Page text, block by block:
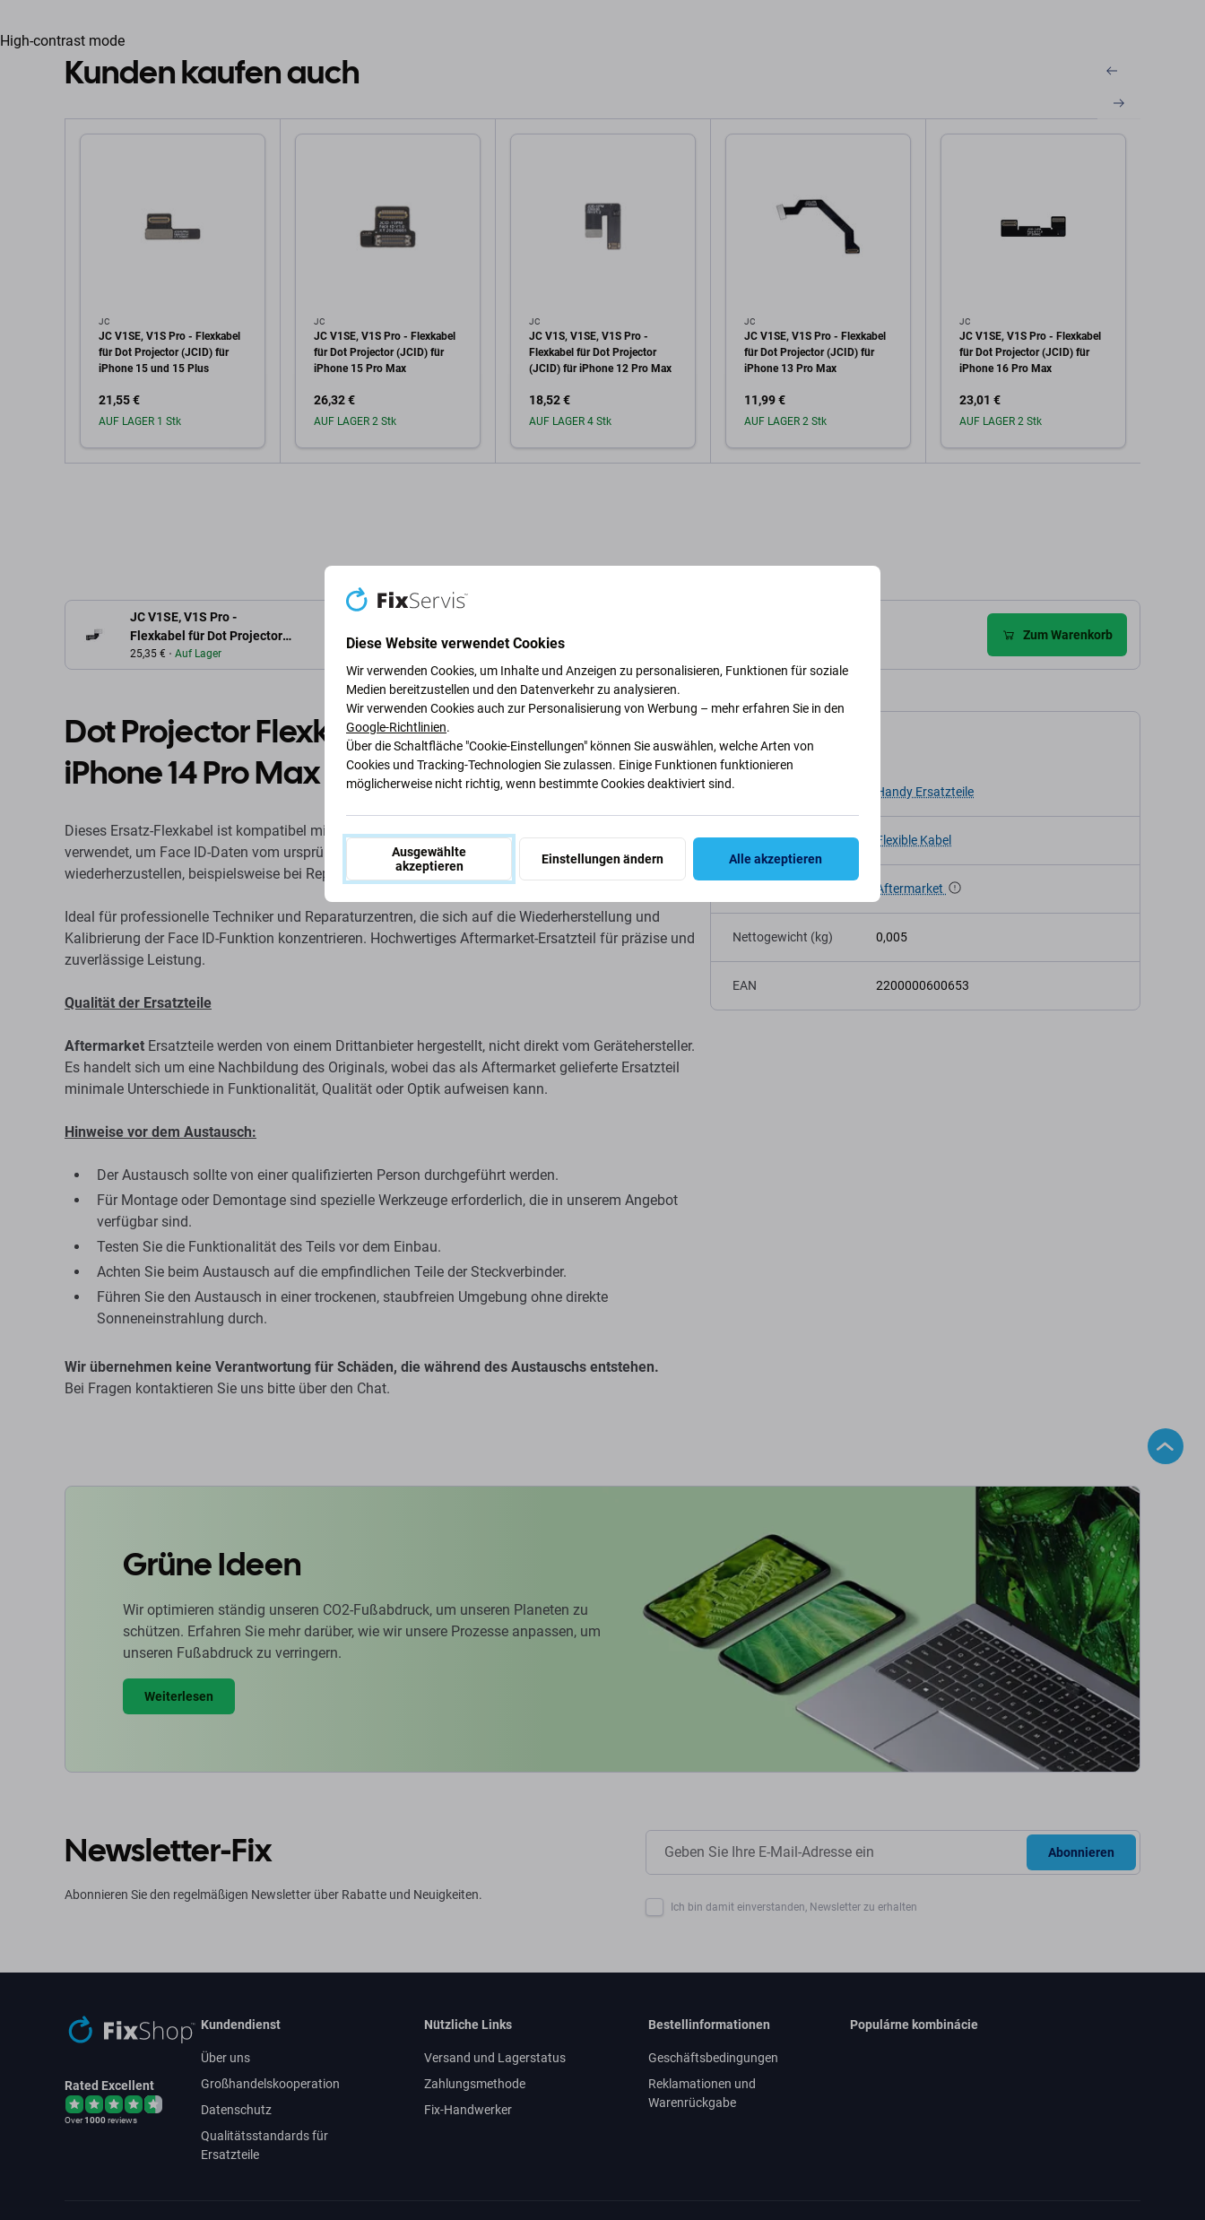
High-contrast mode
Kunden kaufen auch
JC
JC V1SE, V1S Pro - Flexkabel
für Dot Projector (JCID) für
iPhone 15 und 15 Plus
21,55 €
AUF LAGER 1 Stk
JC
JC V1SE, V1S Pro - Flexkabel
für Dot Projector (JCID) für
iPhone 15 Pro Max
26,32 €
AUF LAGER 2 Stk
JC
JC V1S, V1SE, V1S Pro -
Flexkabel für Dot Projector
(JCID) für iPhone 12 Pro Max
18,52 €
AUF LAGER 4 Stk
JC
JC V1SE, V1S Pro - Flexkabel
für Dot Projector (JCID) für
iPhone 13 Pro Max
11,99 €
AUF LAGER 2 Stk
JC
JC V1SE, V1S Pro - Flexkabel
für Dot Projector (JCID) für
iPhone 16 Pro Max
23,01 €
AUF LAGER 2 Stk
JC V1SE, V1S Pro -
Flexkabel für Dot Projector
(JCID) für iPhone 14 Pro
Max
25,35 € Auf Lager
Beschreibung und Spezifikation Zum Warenkorb
Dot Projector Flexkabel (JCID) für Apple
iPhone 14 Pro Max
Dieses Ersatz-Flexkabel ist kompatibel mit JCID-Geräten wie JC V1S, V1SE und V1S Pro. Es wird
verwendet, um Face ID-Daten vom ursprünglichen Dot Projector-Modul zu übertragen oder
wiederherzustellen, beispielsweise bei Reparaturen oder Displayaustausch am iPhone 14 Pro Max.
Ideal für professionelle Techniker und Reparaturzentren, die sich auf die Wiederherstellung und
Kalibrierung der Face ID-Funktion konzentrieren. Hochwertiges Aftermarket-Ersatzteil für präzise und
zuverlässige Leistung.
Qualität der Ersatzteile
Aftermarket Ersatzteile werden von einem Drittanbieter hergestellt, nicht direkt vom Gerätehersteller.
Es handelt sich um eine Nachbildung des Originals, wobei das als Aftermarket gelieferte Ersatzteil
minimale Unterschiede in Funktionalität, Qualität oder Optik aufweisen kann.
Hinweise vor dem Austausch:
Der Austausch sollte von einer qualifizierten Person durchgeführt werden.
Für Montage oder Demontage sind spezielle Werkzeuge erforderlich, die in unserem Angebot
verfügbar sind.
Testen Sie die Funktionalität des Teils vor dem Einbau.
Achten Sie beim Austausch auf die empfindlichen Teile der Steckverbinder.
Führen Sie den Austausch in einer trockenen, staubfreien Umgebung ohne direkte
Sonneneinstrahlung durch.
Wir übernehmen keine Verantwortung für Schäden, die während des Austauschs entstehen.
Bei Fragen kontaktieren Sie uns bitte über den Chat.
Spezifikation
Gerätetyp Handy Ersatzteile
Kategorie Flexible Kabel
Aftermarket
Nettogewicht (kg) 0,005
EAN 2200000600653
Grüne Ideen
Wir optimieren ständig unseren CO2-Fußabdruck, um unseren Planeten zu
schützen. Erfahren Sie mehr darüber, wie wir unsere Prozesse anpassen, um
unseren Fußabdruck zu verringern.
Weiterlesen
Newsletter-Fix
Abonnieren Sie den regelmäßigen Newsletter über Rabatte und Neuigkeiten.
Abonnieren
Ich bin damit einverstanden, Newsletter zu erhalten
Rated Excellent
Over1000reviews
Kundendienst
Über uns
Großhandelskooperation
Datenschutz
Qualitätsstandards für
Ersatzteile
Nützliche Links
Versand und Lagerstatus
Zahlungsmethode
Fix-Handwerker
Bestellinformationen
Geschäftsbedingungen
Reklamationen und
Warenrückgabe
Populárne kombinácie
Diese Website verwendet Cookies
Wir verwenden Cookies, um Inhalte und Anzeigen zu personalisieren, Funktionen für soziale
Medien bereitzustellen und den Datenverkehr zu analysieren.
Wir verwenden Cookies auch zur Personalisierung von Werbung – mehr erfahren Sie in den
Google-Richtlinien.
Über die Schaltfläche "Cookie-Einstellungen" können Sie auswählen, welche Arten von
Cookies und Tracking-Technologien Sie zulassen. Einige Funktionen funktionieren
möglicherweise nicht richtig, wenn bestimmte Cookies deaktiviert sind.
Ausgewählte
akzeptieren
Einstellungen ändern Alle akzeptieren